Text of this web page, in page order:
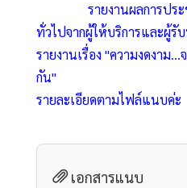
รายงานผลการปร
ทั่วไปจากผู้ให้บริการและผู้รั
รายงานเรื่อง "ความงดงาม
กัน"
รายละเอียดตามไฟล์แนบค่ะ
เอกสารแนบ